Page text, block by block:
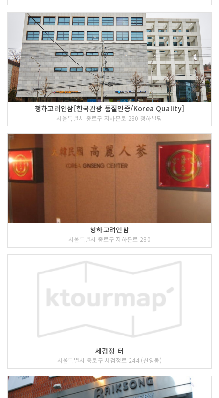
청하고려인삼[한국관광 품질인증/Korea Quality]
서울특별시 종로구 자하문로 280 청하빌딩
청하고려인삼
서울특별시 종로구 자하문로 280
세검정 터
서울특별시 종로구 세검정로 244 (신영동)